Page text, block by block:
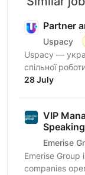
Partner
Uspacy
Uspacy — український b2b
спільної
Україні, але
28 July
VIP
Emerise
Emerise
companies